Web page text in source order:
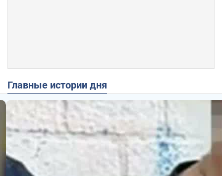
Главные истории дня